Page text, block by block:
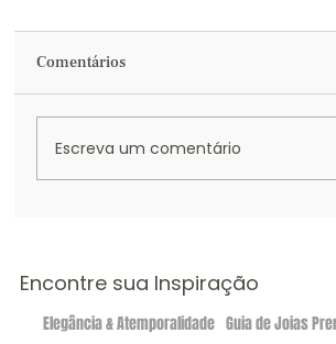
das Mães
Comentários
Escreva um comentário
Encontre sua Inspiração
Elegância & Atemporalidade Guia de Joias